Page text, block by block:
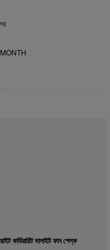
কর্ডিয়ারিট মালাইট ফান শেল্ফ